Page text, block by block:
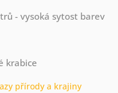
- vysoká sytost barev
krabice
přírody a krajiny